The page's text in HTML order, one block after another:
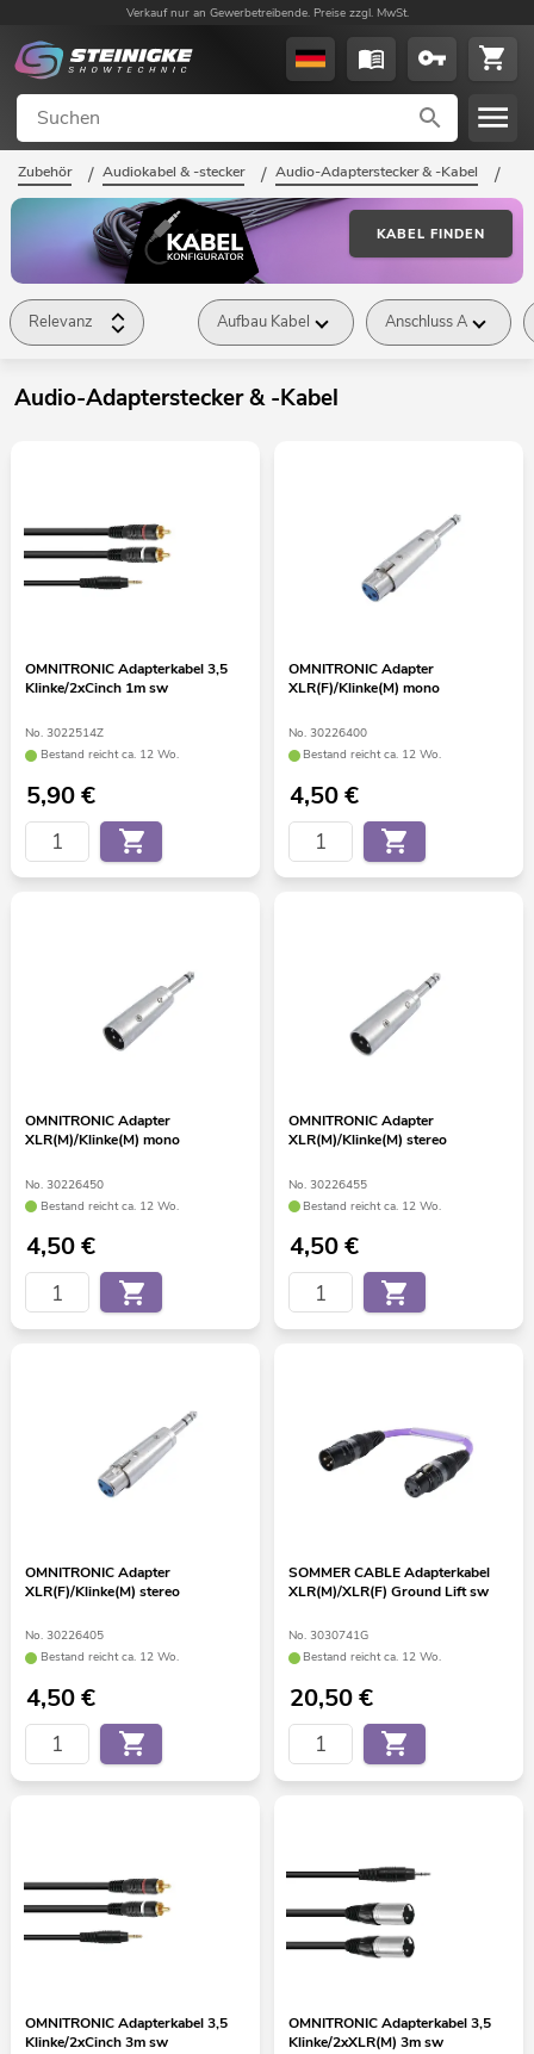
Verkauf nur an Gewerbetreibende. Preise zzgl. MwSt.
Zubehör / Audiokabel & -stecker / Audio-Adapterstecker & -Kabel /
KABEL FINDEN
Relevanz Aufbau Kabel Anschluss A
Audio-Adapterstecker & -Kabel
OMNITRONIC Adapterkabel 3,5
Klinke/2xCinch 1m sw
No. 3022514Z
Bestand reicht ca. 12 Wo.
5,90€
OMNITRONIC Adapter
XLR(F)/Klinke(M) mono
No. 30226400
Bestand reicht ca. 12 Wo.
4,50€
OMNITRONIC Adapter
XLR(M)/Klinke(M) mono
No. 30226450
Bestand reicht ca. 12 Wo.
4,50€
OMNITRONIC Adapter
XLR(M)/Klinke(M) stereo
No. 30226455
Bestand reicht ca. 12 Wo.
4,50€
OMNITRONIC Adapter
XLR(F)/Klinke(M) stereo
No. 30226405
Bestand reicht ca. 12 Wo.
4,50€
SOMMER CABLE Adapterkabel
XLR(M)/XLR(F) Ground Lift sw
No. 3030741G
Bestand reicht ca. 12 Wo.
20,50€
OMNITRONIC Adapterkabel 3,5
Klinke/2xCinch 3m sw
OMNITRONIC Adapterkabel 3,5
Klinke/2xXLR(M) 3m sw